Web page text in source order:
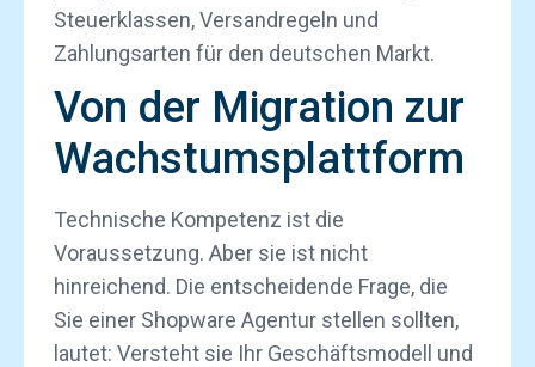
Steuerklassen, Versandregeln und
Zahlungsarten für den deutschen Markt.
Von der Migration zur
Wachstumsplattform
Technische Kompetenz ist die
Voraussetzung. Aber sie ist nicht
hinreichend. Die entscheidende Frage, die
Sie einer Shopware Agentur stellen sollten,
lautet: Versteht sie Ihr Geschäftsmodell und